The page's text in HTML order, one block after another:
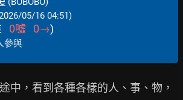
05/16 04:51)
0噓 0→)
參與
中，看到各種各樣的人、事、物，